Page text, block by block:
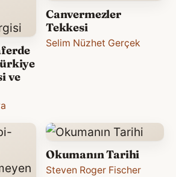
ve
Canvermezler
Tekkesi
Selim Nüzhet Gerçek
Okumanın Tarihi
Steven Roger Fischer